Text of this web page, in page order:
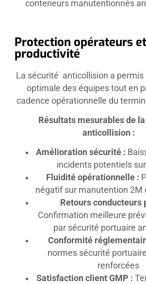
conteneurs manutentionnés
Protection opérateurs
productivité
La sécurité anticollision a permis
optimale des équipes tout en
cadence opérationnelle du
Résultats mesurables de
anticollision :
Amélioration sécurité :
incidents potentiels
Fluidité opérationnelle :
négatif sur manutention 2M
Retours conducteurs
Confirmation meilleure
par sécurité portuaire
Conformité
normes sécurité
renforcées
Satisfaction client GMP :